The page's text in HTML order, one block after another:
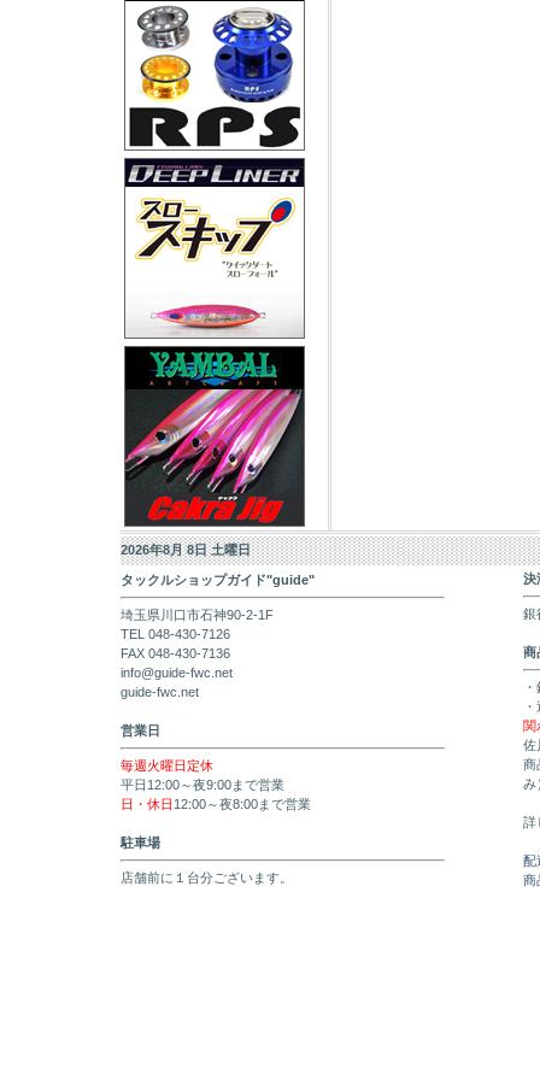
2026年8月 8日 土曜日
タックルショップガイド"guide"
埼玉県川口市石神90-2-1F
TEL 048-430-7126
FAX 048-430-7136
info@guide-fwc.net
guide-fwc.net
営業日
毎週火曜日定休
平日12:00～夜9:00まで営業
日・休日 12:00～夜8:00まで営業
駐車場
店舗前に１台分ございます。
決
銀
商
関
佐
商
み
詳
配
商